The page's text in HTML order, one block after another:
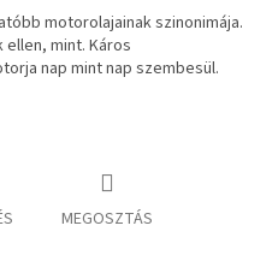
motorolajainak szinonimája.
mint. Káros
nap mint nap szembesül.
MEGOSZTÁS